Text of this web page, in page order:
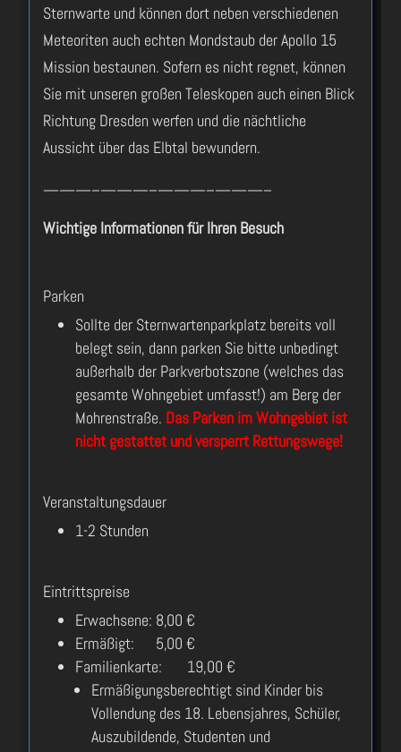
Sternwarte und können dort neben verschiedenen
Meteoriten auch echten Mondstaub der Apollo 15
Mission bestaunen. Sofern es nicht regnet, können
Sie mit unseren großen Teleskopen auch einen Blick
Richtung Dresden werfen und die nächtliche
Aussicht über das Elbtal bewundern.
———–———–———–———–
Wichtige Informationen für Ihren Besuch
Parken
Sollte der Sternwartenparkplatz bereits voll
belegt sein, dann parken Sie bitte unbedingt
außerhalb der Parkverbotszone (welches das
gesamte Wohngebiet umfasst!) am Berg der
Mohrenstraße. Das Parken im Wohngebiet ist
nicht gestattet und versperrt Rettungswege!
Veranstaltungsdauer
1-2 Stunden
Eintrittspreise
Erwachsene: 8,00 €
Ermäßigt: 5,00 €
Familienkarte: 19,00 €
Ermäßigungsberechtigt sind Kinder bis
Vollendung des 18. Lebensjahres, Schüler,
Auszubildende, Studenten und